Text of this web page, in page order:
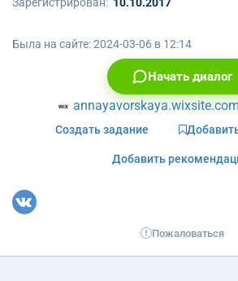
Была на сайте:2024-03-06 в 12:14
Начать диалог
Создать задание
Добавить
Пожаловаться